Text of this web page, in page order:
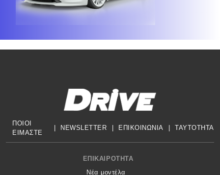
ΠΟΙΟΙ
ΕΙΜΑΣΤΕ
NEWSLETTER ΕΠΙΚΟΙΝΩΝΙΑ TAYTOTHTA
Footer menu
ΕΠΙΚΑΙΡΌΤΗΤΑ
Νέα μοντέλα